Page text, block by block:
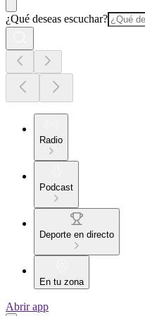
¿Qué deseas escuchar?
Radio
Podcast
Deporte en directo
En tu zona
Abrir app